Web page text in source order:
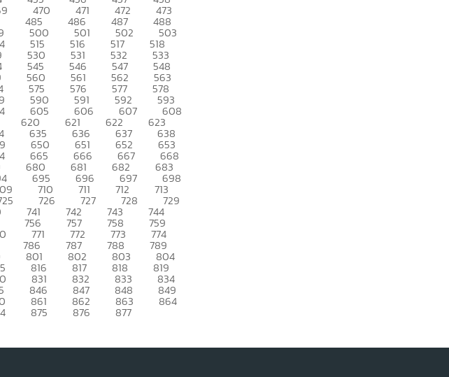
470 471 472 473
485 486 487 488
500 501 502 503
515 516 517 518
530 531 532 533
545 546 547 548
560 561 562 563
575 576 577 578
590 591 592 593
605 606 607 608
620 621 622 623
635 636 637 638
650 651 652 653
665 666 667 668
680 681 682 683
695 696 697 698
710 711 712 713
726 727 728 729
741 742 743 744
756 757 758 759
771 772 773 774
786 787 788 789
801 802 803 804
816 817 818 819
831 832 833 834
846 847 848 849
861 862 863 864
875 876 877